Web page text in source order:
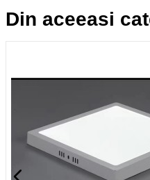
Din aceeasi